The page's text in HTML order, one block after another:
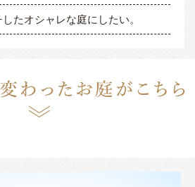
たオシャレな庭にしたい。